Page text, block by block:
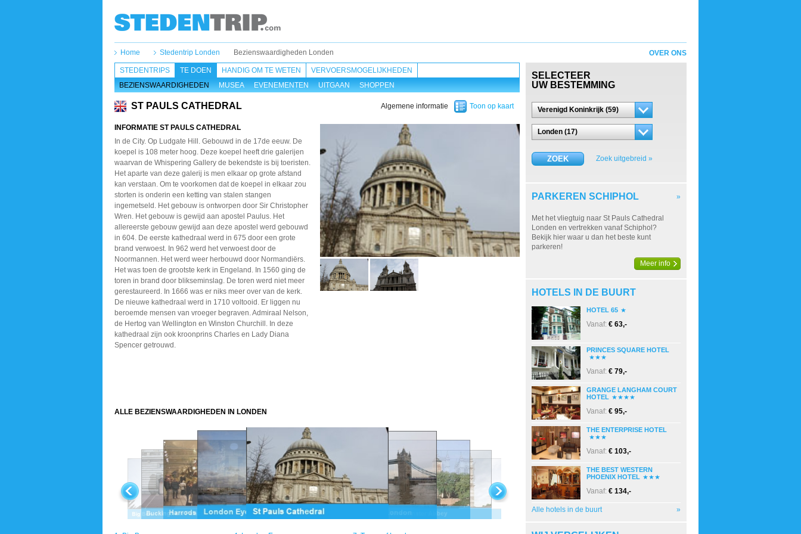
Home Stedentrip Londen Bezienswaardigheden Londen
STEDENTRIPS
TE DOEN
BEZIENSWAARDIGHEDEN
MUSEA EVENEMENTEN UITGAAN SHOPPEN
HANDIG OM TE WETEN VERVOERSMOGELIJKHEDEN
ST PAULS CATHEDRAL
INFORMATIE ST PAULS CATHEDRAL
In de City. Op Ludgate Hill. Gebouwd in de 17de eeuw. De
koepel is 108 meter hoog. Deze koepel heeft drie galerijen
waarvan de Whispering Gallery de bekendste is bij toeristen.
Het aparte van deze galerij is men elkaar op grote afstand
kan verstaan. Om te voorkomen dat de koepel in elkaar zou
storten is onderin een ketting van stalen stangen
ingemetseld. Het gebouw is ontworpen door Sir Christopher
Wren. Het gebouw is gewijd aan apostel Paulus. Het
allereerste gebouw gewijd aan deze apostel werd gebouwd
in 604. De eerste kathedraal werd in 675 door een grote
brand verwoest. In 962 werd het verwoest door de
Noormannen. Het werd weer herbouwd door Normandiërs.
Het was toen de grootste kerk in Engeland. In 1560 ging de
toren in brand door blikseminslag. De toren werd niet meer
gerestaureerd. In 1666 was er niks meer over van de kerk.
De nieuwe kathedraal werd in 1710 voltooid. Er liggen nu
beroemde mensen van vroeger begraven. Admiraal Nelson,
de Hertog van Wellington en Winston Churchill. In deze
kathedraal zijn ook kroonprins Charles en Lady Diana
Spencer getrouwd.
ALLE BEZIENSWAARDIGHEDEN IN LONDEN
Toon op kaart
Algemene informatie
OVER ONS
SELECTEER
UW BESTEMMING
Verenigd Koninkrijk (59)
Londen (17)
ZOEK Zoek uitgebreid »
PARKEREN SCHIPHOL »
Met het vliegtuig naar St Pauls Cathedral
Londen en vertrekken vanaf Schiphol?
Bekijk hier waar u dan het beste kunt
parkeren!
Meer info
HOTELS IN DE BUURT
HOTEL 65
Vanaf: € 63,-
PRINCES SQUARE HOTEL
Vanaf: € 79,-
GRANGE LANGHAM COURT
HOTEL
Vanaf: € 95,-
THE ENTERPRISE HOTEL
Vanaf: € 103,-
THE BEST WESTERN
PHOENIX HOTEL
Vanaf: € 134,-
Alle hotels in de buurt »